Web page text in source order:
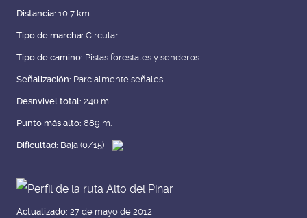
Distancia: 10,7 km.
Tipo de marcha: Circular
Tipo de camino: Pistas forestales y senderos
Señalización: Parcialmente señales
Desnvivel total: 240 m.
Punto más alto: 889 m.
Dificultad: Baja (0/15)
Actualizado: 27 de mayo de 2012